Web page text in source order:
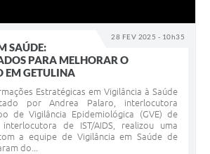
28 FEV 2025 - 10h35
SAÚDE:
PARA MELHORAR O
EM GETULINA
Estratégicas em Vigilância à Saúde
por Andrea Palaro, interlocutora
de Vigilância Epidemiológica (GVE) de
de IST/AIDS, realizou uma
a equipe de Vigilância em Saúde de
do...